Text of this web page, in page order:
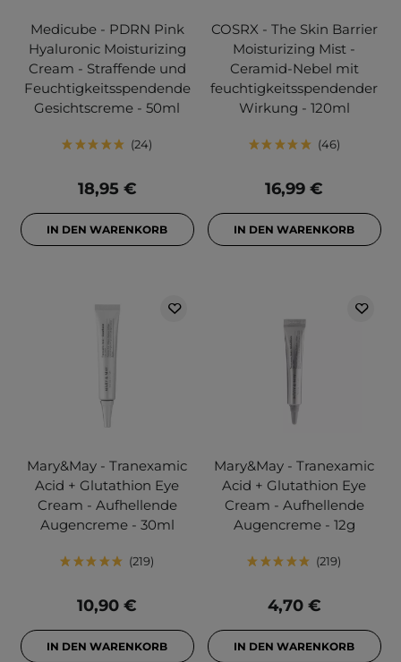
Medicube - PDRN Pink
Hyaluronic Moisturizing
Cream - Straffende und
Feuchtigkeitsspendende
Gesichtscreme - 50ml
24
18,95 €
IN DEN WARENKORB
COSRX - The Skin Barrier
Moisturizing Mist -
Ceramid-Nebel mit
feuchtigkeitsspendender
Wirkung - 120ml
46
16,99 €
IN DEN WARENKORB
Mary&May - Tranexamic
Acid + Glutathion Eye
Cream - Aufhellende
Augencreme - 30ml
219
10,90 €
IN DEN WARENKORB
Mary&May - Tranexamic
Acid + Glutathion Eye
Cream - Aufhellende
Augencreme - 12g
219
4,70 €
IN DEN WARENKORB